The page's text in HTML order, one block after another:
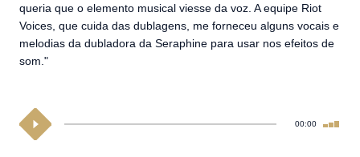
queria que o elemento musical viesse da voz. A equipe Riot
Voices, que cuida das dublagens, me forneceu alguns vocais e
melodias da dubladora da Seraphine para usar nos efeitos de
som."
00:00